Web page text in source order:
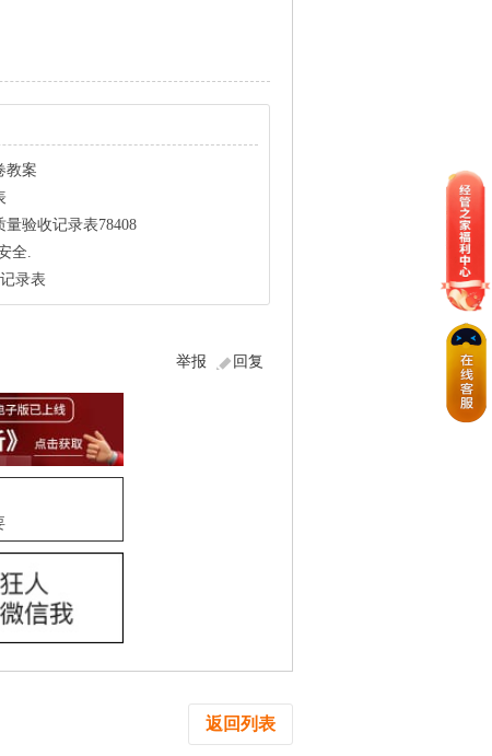
教案
验收记录表78408
全.
录表
回复
举报
返回列表